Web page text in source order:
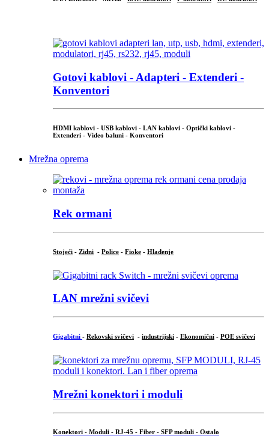
Gotovi kablovi - Adapteri - Extenderi -
Konventori
HDMI kablovi - USB kablovi - LAN kablovi - Optički kablovi -
Extenderi - Video baluni - Konventori
Mrežna oprema
Rek ormani
Stojeći - Zidni - Police - Fioke - Hlađenje
LAN mrežni svičevi
Gigabitni - Rekovski svičevi - industrijski - Ekonomični - POE svičevi
Mrežni konektori i moduli
Konektori - Moduli - RJ-45 - Fiber - SFP moduli - Ostalo